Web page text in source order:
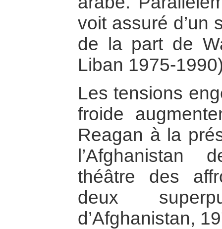
voit assuré d’un
de la part de
Liban 1975-
Les tensions
froide
Reagan à la
l’Afghanistan
théâtre des
deux
d’Afghanistan,